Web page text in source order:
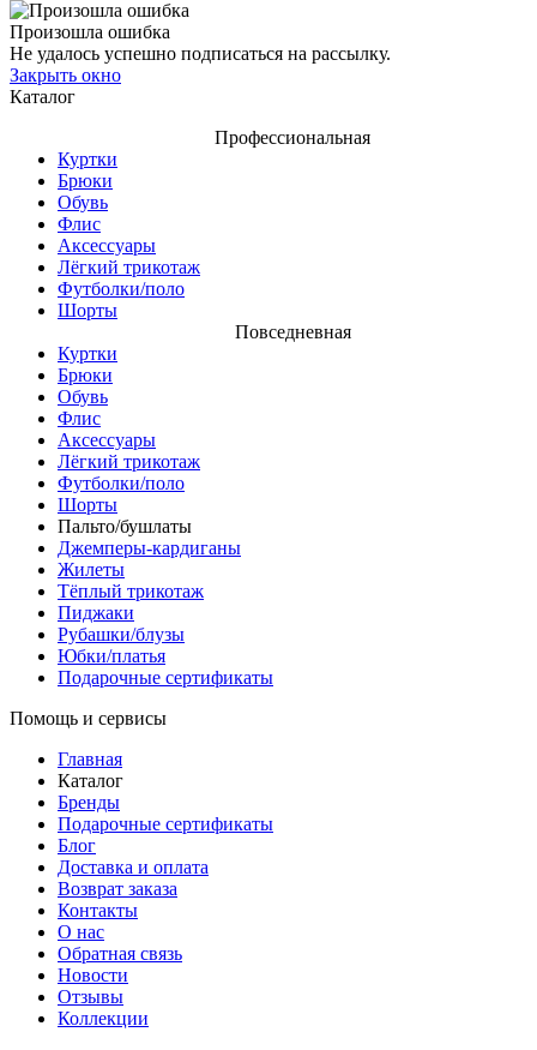
Произошла ошибка
Не удалось успешно подписаться на рассылку.
Закрыть окно
Каталог
Профессиональная
Куртки
Брюки
Обувь
Флис
Аксессуары
Лёгкий трикотаж
Футболки/поло
Шорты
Повседневная
Куртки
Брюки
Обувь
Флис
Аксессуары
Лёгкий трикотаж
Футболки/поло
Шорты
Пальто/бушлаты
Джемперы-кардиганы
Жилеты
Тёплый трикотаж
Пиджаки
Рубашки/блузы
Юбки/платья
Подарочные сертификаты
Помощь и сервисы
Главная
Каталог
Бренды
Подарочные сертификаты
Блог
Доставка и оплата
Возврат заказа
Контакты
О нас
Обратная связь
Новости
Отзывы
Коллекции